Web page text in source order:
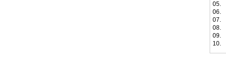
05.
06.
07.
08.
09.
10.